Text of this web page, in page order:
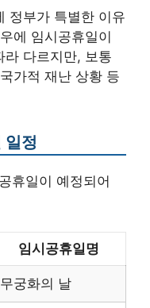
정부가 특별한 이유
에 임시공휴일이
라 다르지만, 보통
가적 재난 상황 등
정
휴일이 예정되어
임시공휴일명
무궁화의 날